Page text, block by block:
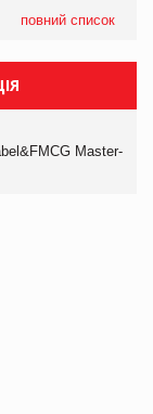
повний список
Master-